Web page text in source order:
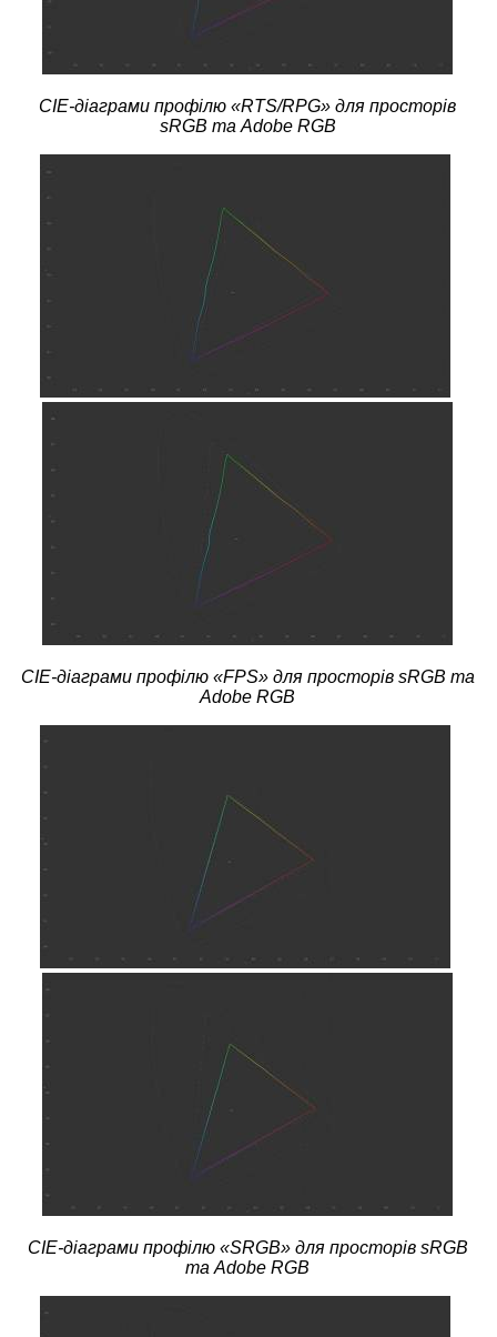
CIE-діаграми профілю «RTS/RPG» для просторів
sRGB та Adobe RGB
CIE-діаграми профілю «FPS» для просторів sRGB та
Adobe RGB
CIE-діаграми профілю «SRGB» для просторів sRGB
та Adobe RGB